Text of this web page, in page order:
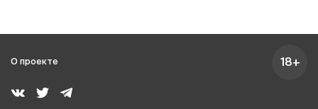
О проекте 18+